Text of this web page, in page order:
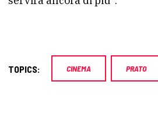
TOPICS: CINEMA PRATO